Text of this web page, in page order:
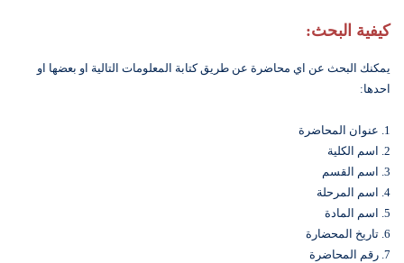
كيفية البحث:
يمكنك البحث عن اي محاضرة عن طريق كتابة المعلومات التالية او بعضها او
احدها:
1. عنوان المحاضرة
2. اسم الكلية
3. اسم القسم
4. اسم المرحلة
5. اسم المادة
6. تاريخ المحضارة
7. رقم المحاضرة